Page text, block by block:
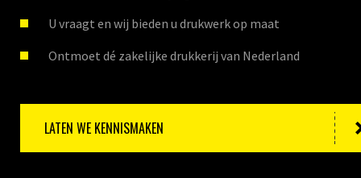
U vraagt en wij bieden u drukwerk op maat
Ontmoet dé zakelijke drukkerij van Nederland
LATEN WE KENNISMAKEN